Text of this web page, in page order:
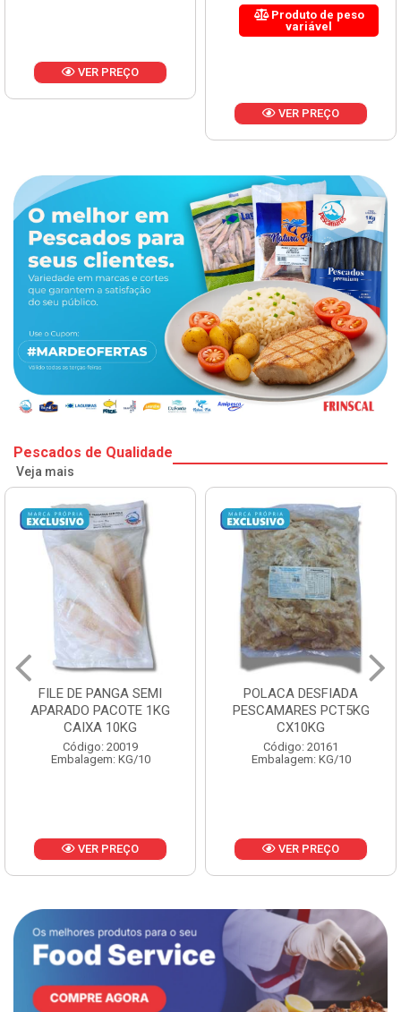
VER PREÇO
Produto de peso
variável
VER PREÇO
Pescados de Qualidade
Veja mais
FILE DE PANGA SEMI
APARADO PACOTE 1KG
CAIXA 10KG
Código: 20019
Embalagem: KG/10
VER PREÇO
POLACA DESFIADA
PESCAMARES PCT5KG
CX10KG
Código: 20161
Embalagem: KG/10
VER PREÇO